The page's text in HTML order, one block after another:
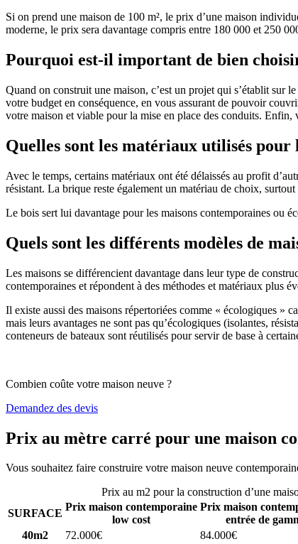
Si on prend une maison de 100 m², le prix d’une maison
moderne, le prix sera davantage compris entre 180 000 et 250
Pourquoi est-il important de bien
Quand on construit une maison, c’est un projet qui s’établit sur
votre budget en conséquence, en vous assurant de pouvoir
votre maison et viable pour la mise en place des conduits. Enfin,
Quelles sont les matériaux utilisés pour
Avec le temps, certains matériaux ont été délaissés au profit
résistant. La brique reste également un matériau de choix,
Le bois sert lui davantage pour les maisons contemporaines ou
Quels sont les différents modèles de
Les maisons se différencient davantage dans leur type de
contemporaines et répondent à des méthodes et matériaux plus
Il existe aussi des maisons répertoriées comme « écologiques »
mais leurs avantages ne sont pas qu’écologiques (isolantes,
conteneurs de bateaux sont réutilisés pour servir de base à
Combien coûte votre maison neuve ?
Demandez des devis
Prix au mètre carré pour une maison
Vous souhaitez faire construire votre maison neuve
Prix au m2 pour la construction d’une
SURFACE
Prix maison contemporaine
low cost
Prix maison
entrée de
40m2
72.000€ 84.000€